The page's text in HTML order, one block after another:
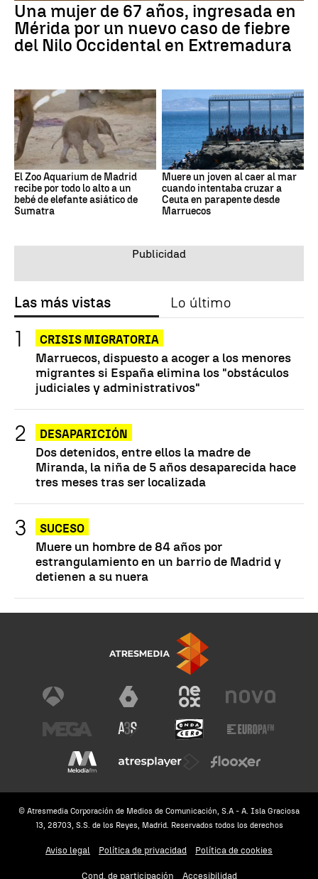
Una mujer de 67 años, ingresada en
Mérida por un nuevo caso de fiebre
del Nilo Occidental en Extremadura
El Zoo Aquarium de Madrid
recibe por todo lo alto a un
bebé de elefante asiático de
Sumatra
Muere un joven al caer al mar
cuando intentaba cruzar a
Ceuta en parapente desde
Marruecos
Las más vistas Lo último
CRISIS MIGRATORIA
Marruecos, dispuesto a acoger a los menores
migrantes si España elimina los "obstáculos
judiciales y administrativos"
DESAPARICIÓN
Dos detenidos, entre ellos la madre de
Miranda, la niña de 5 años desaparecida hace
tres meses tras ser localizada
SUCESO
Muere un hombre de 84 años por
estrangulamiento en un barrio de Madrid y
detienen a su nuera
© Atresmedia Corporación de Medios de Comunicación, S.A - A. Isla Graciosa
13, 28703, S.S. de los Reyes, Madrid. Reservados todos los derechos
Aviso legal Política de privacidad Política de cookies
Cond. de participación Accesibilidad